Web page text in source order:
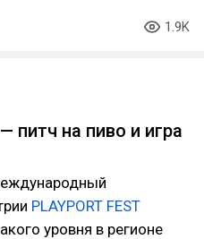
1.9K
питч на пиво и игра
PLAYPORT FEST
уровня в регионе